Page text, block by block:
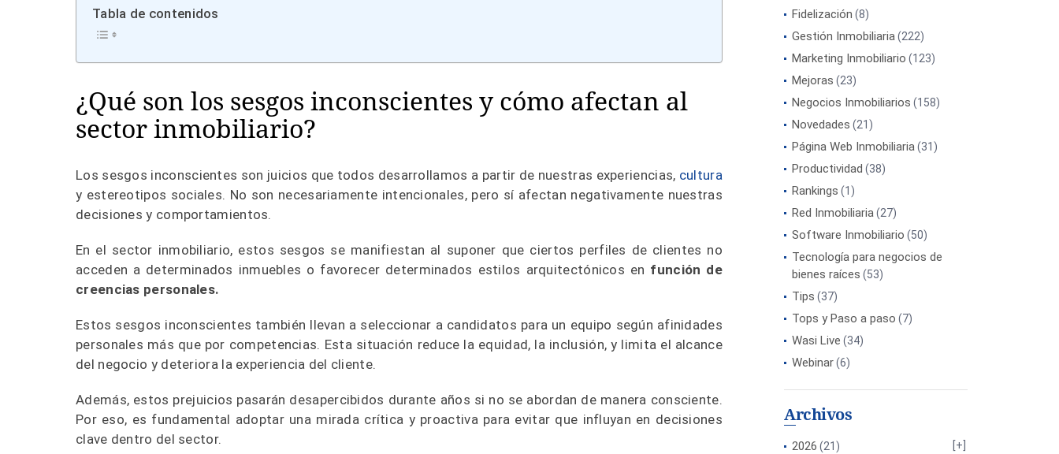
Tabla de contenidos
¿Qué son los sesgos inconscientes y cómo afectan al
sector inmobiliario?
Los sesgos inconscientes son juicios que todos desarrollamos a partir de nuestras experiencias, cultura
y estereotipos sociales. No son necesariamente intencionales, pero sí afectan negativamente nuestras
decisiones y comportamientos.
En el sector inmobiliario, estos sesgos se manifiestan al suponer que ciertos perfiles de clientes no
acceden a determinados inmuebles o favorecer determinados estilos arquitectónicos en función de
creencias personales.
Estos sesgos inconscientes también llevan a seleccionar a candidatos para un equipo según afinidades
personales más que por competencias. Esta situación reduce la equidad, la inclusión, y limita el alcance
del negocio y deteriora la experiencia del cliente.
Además, estos prejuicios pasarán desapercibidos durante años si no se abordan de manera consciente.
Por eso, es fundamental adoptar una mirada crítica y proactiva para evitar que influyan en decisiones
clave dentro del sector.
Fidelización (8)
Gestión Inmobiliaria(222)
Marketing Inmobiliario (123)
Mejoras (23)
Negocios Inmobiliarios (158)
Novedades (21)
Página Web Inmobiliaria(31)
Productividad (38)
Rankings (1)
Red Inmobiliaria(27)
Software Inmobiliario (50)
Tecnología para negocios de
bienes raíces (53)
Tips (37)
Tops y Paso a paso (7)
Wasi Live (34)
Webinar(6)
Archivos
2026 (21)